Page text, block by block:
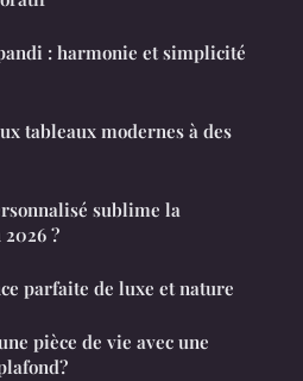
: harmonie et simplicité
tableaux modernes à des
sublime la
?
parfaite de luxe et nature
pièce de vie avec une